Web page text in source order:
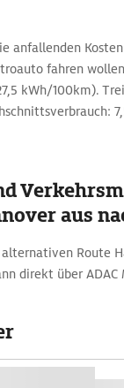
anfallenden
fahren
kWh/100km).
aus
Route
direkt über ADAC